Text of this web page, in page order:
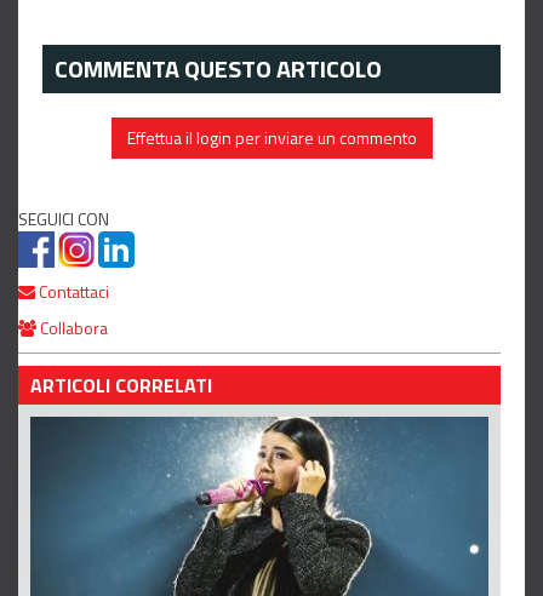
COMMENTA QUESTO ARTICOLO
Effettua il login per inviare un commento
SEGUICI CON
Contattaci
Collabora
ARTICOLI CORRELATI